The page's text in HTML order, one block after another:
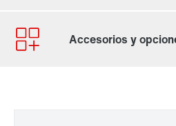
Contacto
Ubicaciones mundiales